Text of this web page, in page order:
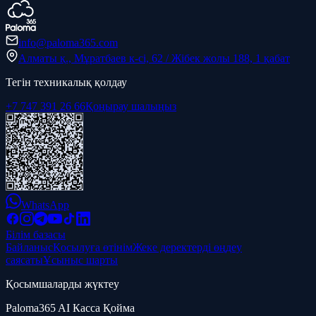
info@paloma365.com
Алматы қ., Мұратбаев к-сі, 62 / Жібек жолы 188, 1 қабат
Тегін техникалық қолдау
+7 747 391 26 66Қоңырау шалыңыз
WhatsApp
Білім базасы
БайланысҚосылуға өтінімЖеке деректерді өңдеу
саясатыҰсыныс шарты
Қосымшаларды жүктеу
Paloma365 AI Касса Қойма